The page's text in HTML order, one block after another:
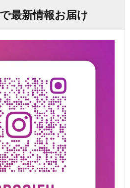
最新情報お届け